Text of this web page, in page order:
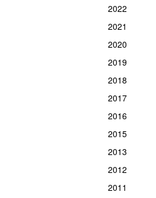
2022
2021
2020
2019
2018
2017
2016
2015
2013
2012
2011